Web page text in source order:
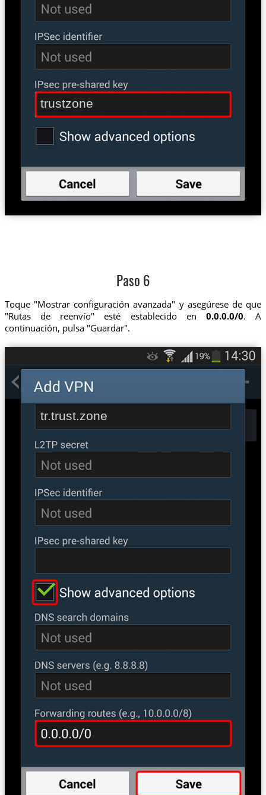
trustzone
Paso 6
Toque "Mostrar configuración avanzada" y asegúrese de que
"Rutas de reenvío" esté establecido en0.0.0.0/0. A
continuación, pulsa "Guardar".
tr.trust.zone